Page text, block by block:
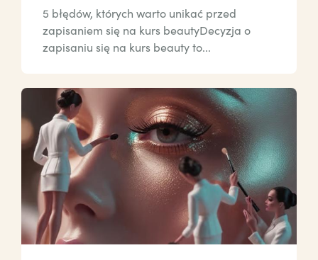
5 błędów, których warto unikać przed
zapisaniem się na kurs beautyDecyzja o
zapisaniu się na kurs beauty to...